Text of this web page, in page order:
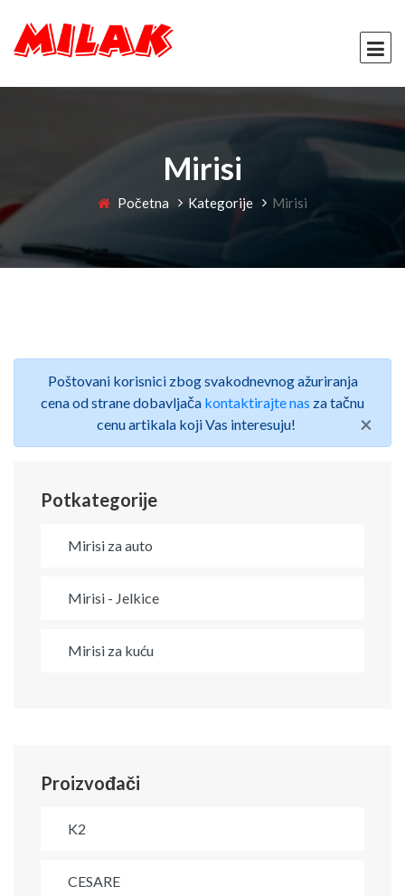
Mirisi
Početna Kategorije Mirisi
Poštovani korisnici zbog svakodnevnog ažuriranja
cena od strane dobavljača kontaktirajte nas za tačnu
cenu artikala koji Vas interesuju!
×
Potkategorije
Mirisi za auto
Mirisi - Jelkice
Mirisi za kuću
Proizvođači
K2
CESARE